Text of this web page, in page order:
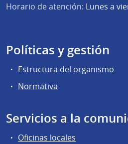
Horario de atención: Lunes a
Políticas y gestión
Estructura del organismo
Normativa
Servicios a la
Oficinas locales